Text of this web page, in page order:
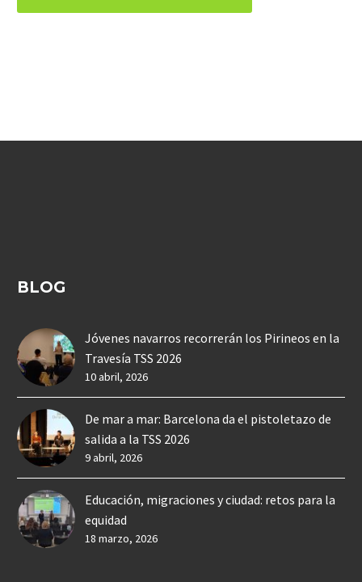
BLOG
Jóvenes navarros recorrerán los Pirineos en la
Travesía TSS 2026
10 abril, 2026
De mar a mar: Barcelona da el pistoletazo de
salida a la TSS 2026
9 abril, 2026
Educación, migraciones y ciudad: retos para la
equidad
18 marzo, 2026